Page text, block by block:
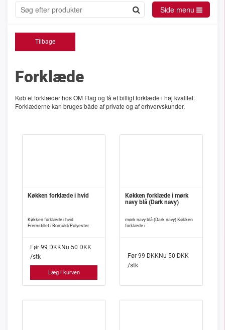
Side menu
Tilbage
Forklæde
Køb et forklæder hos OM Flag og få et billigt forklæde i høj kvalitet.
Forklæderne kan bruges både af private og af erhvervskunder.
Køkken forklæde i hvid
Køkken forklæde i hvid
Fremstillet i Bomuld/Polyester
Før 99 DKKNu 50 DKK
/stk
Læg i kurven
Køkken forklæde i mørk
navy blå (Dark navy)
mørk navy blå (Dark navy) Køkken
forklæde i
Før 99 DKKNu 50 DKK
/stk